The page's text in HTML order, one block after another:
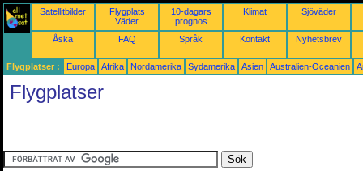
Satellitbilder
Flygplats
Väder
10-dagars
prognos
Klimat Sjöväder
Åska FAQ Språk Kontakt Nyhetsbrev
Flygplatser : Europa Afrika Nordamerika Sydamerika Asien Australien-Oceanien
Flygplatser